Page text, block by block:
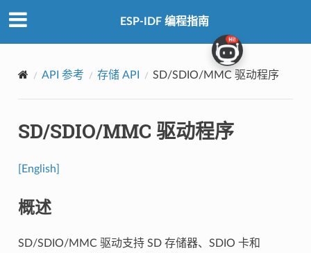
ESP-IDF 编程指南
API 参考 存储 API SD/SDIO/MMC 驱动程序
SD/SDIO/MMC 驱动程序
[English]
概述
SD/SDIO/MMC 驱动支持 SD 存储器、SDIO 卡和